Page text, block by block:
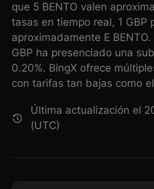
que 5 BENTO valen
tasas en tiempo real, 1 GBP
aproximadamente E
GBP ha presenciado una
0.20%. BingX ofrece
con tarifas tan bajas como el
Última actualización el
(UTC)